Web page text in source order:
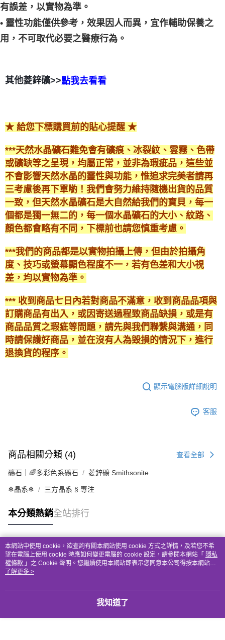
有誤差，以實物為準。
• 靈性功能僅供參考，效果因人而異，宜作輔助保養之
用，不可取代必要之醫療行為。
其他菱鋅礦>>點我去看看
★ 給您下標購買前的貼心提醒 ★
***天然水晶礦石難免會有礦痕、冰裂紋、雲霧、色帶
或礦缺等之呈現，均屬正常，並非為瑕疵品，這些並
不會影響天然水晶的靈性與功能，惟追求完美者請再
三考慮後再下單喲！我們會努力維持隨機出貨的品質
一致，但天然水晶礦石是大自然給我們的寶貝，每一
個都是獨一無二的，每一個水晶礦石的大小、紋路、
顏色都會略有不同，下標前也請您慎重考慮。
***我們的商品都是以實物拍攝上傳，但由於拍攝角
度、技巧或螢幕顯色程度不一，若有色差和大小視
差，均以實物為準。
*** 收到商品七日內若對商品不滿意，收到商品品項與
訂購商品有出入，或因寄送過程致商品缺損，或是有
商品品質之瑕疵等問題，請先與我們聯繫與溝通，同
時請保護好商品，並在沒有人為毀損的情況下，進行
退換貨的程序。
顯示電腦版詳細說明
客服
商品相關分類 (4) 查看全部
礦石｜🌈多彩色系礦石 菱鋅礦 Smithsonite
❄晶系❄ 三方晶系 § 專注
本分類熱銷全站排行
熱門標籤
本網站中使用 cookie，欲查詢有關本網站使用 cookie 方式之詳情，及若您不希
望在電腦上使用 cookie 時應如何變更電腦的 cookie 設定，請參閱本網站「 隱私
權條款 」之 Cookie 聲明。您繼續使用本網站即表示您同意本公司得按本網站使
用條款之 Cookie 聲明使用 cookie。
了解更多 >
我知道了